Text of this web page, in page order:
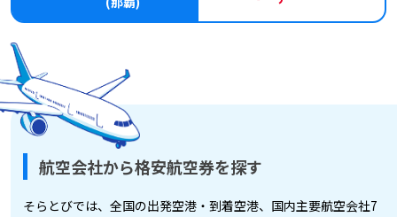
航空会社から格安航空券を探す
そらとびでは、全国の出発空港・到着空港、国内主要航空会社7